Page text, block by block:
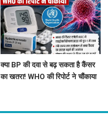
क्या BP की दवा से बढ़ सकता है कैंसर
का खतरा! WHO की रिपोर्ट ने चौंकाया